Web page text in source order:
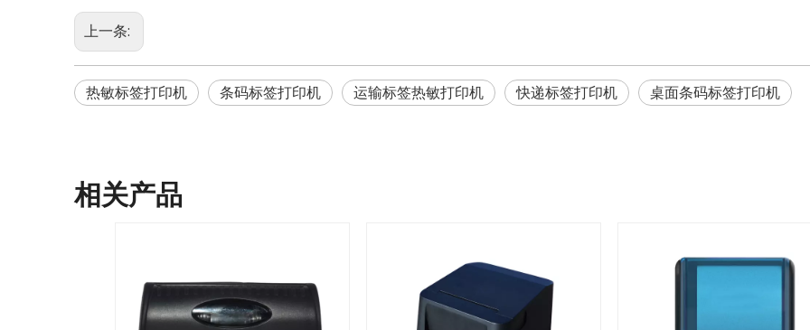
上一条:
热敏标签打印机 条码标签打印机 运输标签热敏打印机 快递标签打印机 桌面条码标签打印机
相关产品